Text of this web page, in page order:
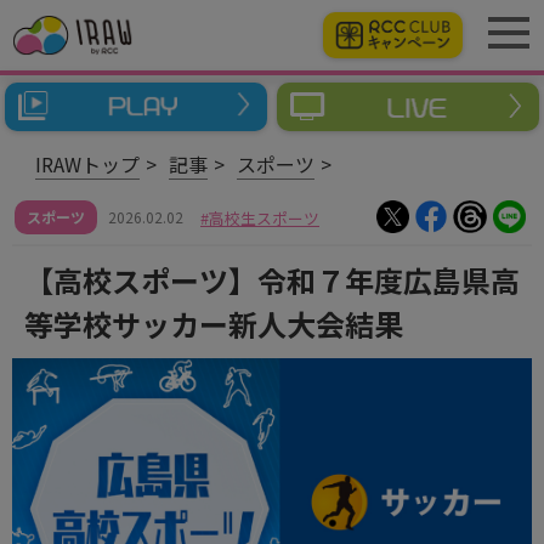
IRAWトップ 記事 スポーツ
スポーツ 2026.02.02 高校生スポーツ
【高校スポーツ】令和７年度広島県高
等学校サッカー新人大会結果